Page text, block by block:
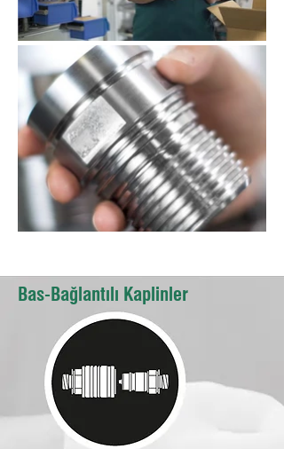
Bas-Bağlantılı Kaplinler